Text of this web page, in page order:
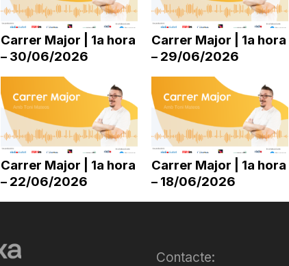
disminuir
el
Carrer Major | 1a hora
– 30/06/2026
Carrer Major | 1a hora
– 29/06/2026
Carrer Major | 1a hora
– 22/06/2026
Carrer Major | 1a hora
– 18/06/2026
Contacte: